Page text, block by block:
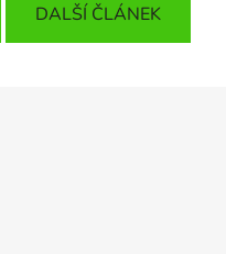
DALŠÍ ČLÁNEK